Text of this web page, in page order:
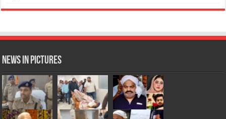
News in Pictures